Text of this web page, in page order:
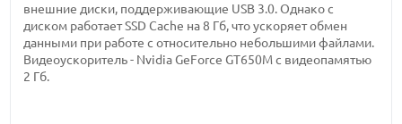
внешние диски, поддерживающие USB 3.0. Однако с
диском работает SSD Cache на 8 Гб, что ускоряет обмен
данными при работе с относительно небольшими файлами.
Видеоускоритель - Nvidia GeForce GT650M с видеопамятью
2 Гб.